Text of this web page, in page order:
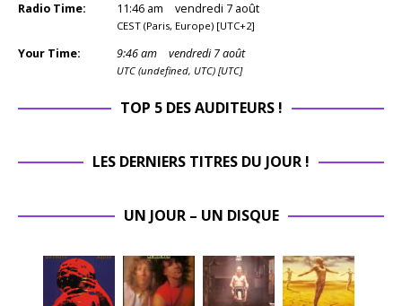
Radio Time: 11:46 am vendredi 7 août
CEST (Paris, Europe) [UTC+2]
Your Time: 9:46am vendredi 7 août
UTC (undefined, UTC) [UTC]
TOP 5 DES AUDITEURS !
LES DERNIERS TITRES DU JOUR !
UN JOUR – UN DISQUE